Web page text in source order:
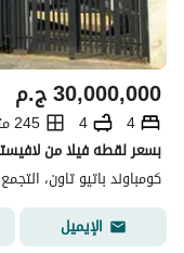
ج.م30,000,000
4
4
245 متر مربع
كومباوند باتيو تاون،
الإيميل